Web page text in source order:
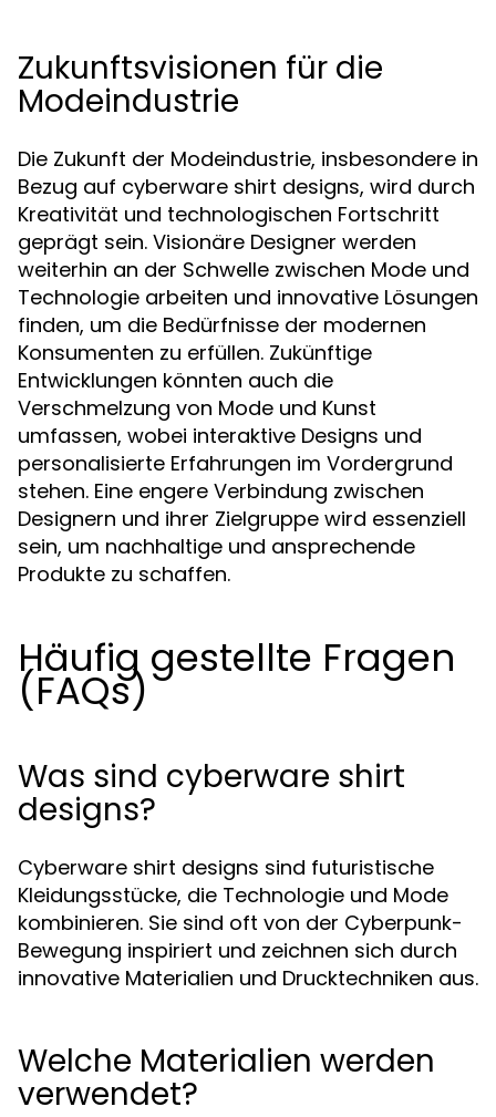
Zukunftsvisionen für die
Modeindustrie
Die Zukunft der Modeindustrie, insbesondere in
Bezug auf cyberware shirt designs, wird durch
Kreativität und technologischen Fortschritt
geprägt sein. Visionäre Designer werden
weiterhin an der Schwelle zwischen Mode und
Technologie arbeiten und innovative Lösungen
finden, um die Bedürfnisse der modernen
Konsumenten zu erfüllen. Zukünftige
Entwicklungen könnten auch die
Verschmelzung von Mode und Kunst
umfassen, wobei interaktive Designs und
personalisierte Erfahrungen im Vordergrund
stehen. Eine engere Verbindung zwischen
Designern und ihrer Zielgruppe wird essenziell
sein, um nachhaltige und ansprechende
Produkte zu schaffen.
Häufig gestellte Fragen
(FAQs)
Was sind cyberware shirt
designs?
Cyberware shirt designs sind futuristische
Kleidungsstücke, die Technologie und Mode
kombinieren. Sie sind oft von der Cyberpunk-
Bewegung inspiriert und zeichnen sich durch
innovative Materialien und Drucktechniken aus.
Welche Materialien werden
verwendet?